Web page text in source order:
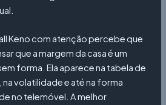
Keno com atenção percebe que
que a margem da casa é um
forma. Ela aparece na tabela de
na volatilidade e até na forma
no telemóvel. A melhor